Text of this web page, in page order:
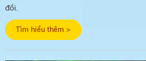
đồi.
Tìm hiểu thêm >